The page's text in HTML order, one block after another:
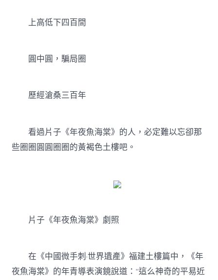
上高低下四百間
圓中圓，騙局圈
歷經滄桑三百年
看過片子《年夜魚海棠》的人，必定難以忘卻那
些圈圈圓圓圈圈的黃褐色土樓吧。
片子《年夜魚海棠》劇照
在《中國微手刺·世界遺產》福建土樓篇中，《年
夜魚海棠》的年青導表演鏡說道：“這么神奇的平易近